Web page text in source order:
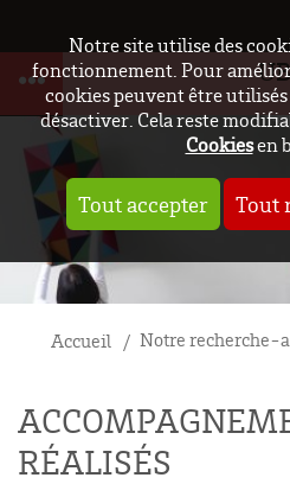
Notre site utilise des
fonctionnement. Pour
cookies peuvent être
désactiver. Cela reste
Cookiesen
Tout accepter Tout
Accueil Notre recherche-
RÉALISÉS